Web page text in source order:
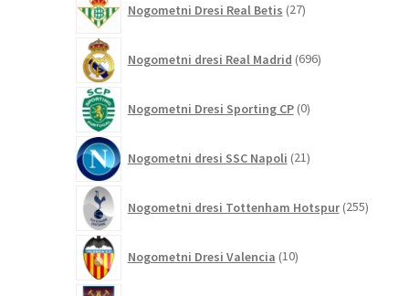
Nogometni Dresi Real Betis 27izdelkov
Nogometni dresi Real Madrid 696izdelkov
Nogometni Dresi Sporting CP 0izdelkov
Nogometni dresi SSC Napoli 21izdelkov
Nogometni dresi Tottenham Hotspur 255
Nogometni Dresi Valencia 10izdelkov